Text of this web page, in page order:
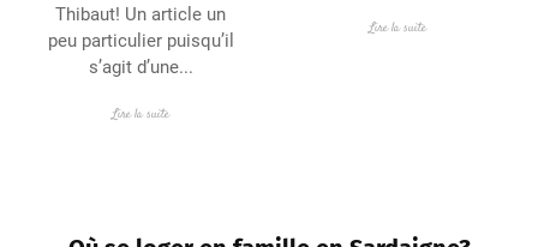
Thibaut! Un article un
peu particulier puisqu’il
s’agit d’une...
Lire la suite
Lire la suite